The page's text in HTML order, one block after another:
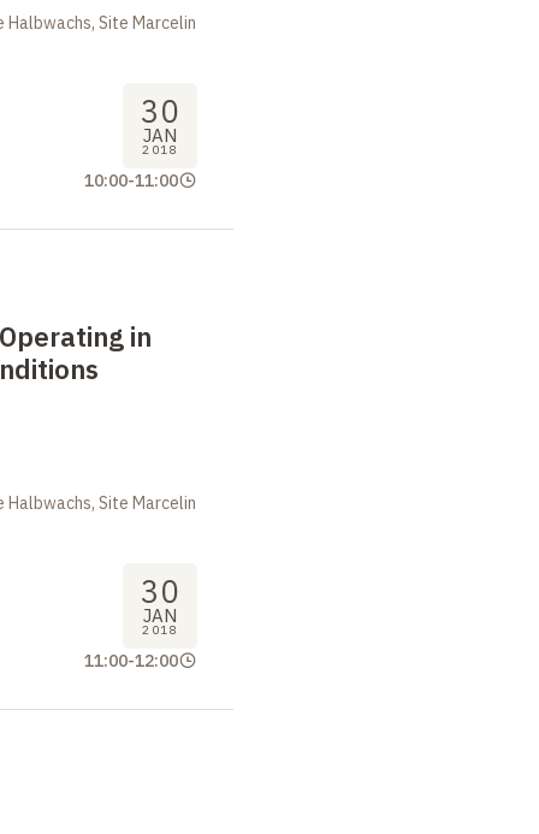
Site Marcelin
30
JAN
2018
10:00-11:00
in
Site Marcelin
30
JAN
2018
11:00-12:00